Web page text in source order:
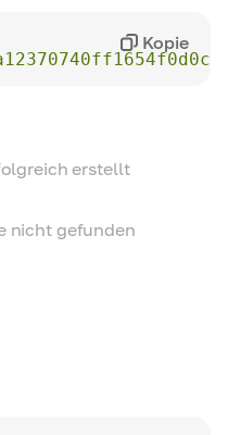
Kopie
erstellt
nicht gefunden